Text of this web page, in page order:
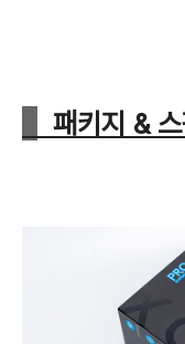
패키지 &